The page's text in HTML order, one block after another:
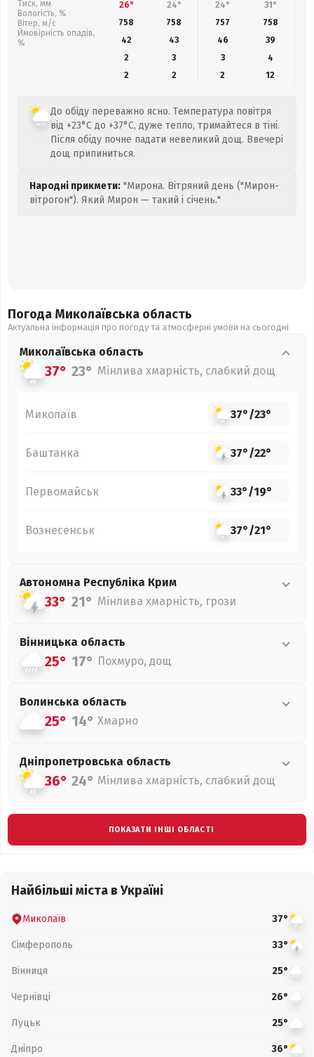
Тиск, мм
Вологість, %
Вітер, м/с
Ймовірність опадів,
%
26° 24° 24° 31°
758
758 757 758
42
43 46 39
2
3 3
4
2
2 2 12
До обіду переважно ясно. Температура повітря
від +23°C до +37°C, дуже тепло, тримайтеся в тіні.
Після обіду почне падати невеликий дощ. Ввечері
дощ припиниться.
Народні прикмети: "Мирона. Вітряний день ("Мирон-
вітрогон"). Який Мирон — такий і січень."
Погода Миколаївська область
Актуальна інформація про погоду та атмосферні умови на сьогодні
Миколаївська область
37° 23° Мінлива хмарність, слабкий дощ
Миколаїв 37°/23°
Баштанка 37°/22°
Первомайськ 33°/19°
Вознесенськ 37°/21°
Автономна Республіка Крим
33° 21° Мінлива хмарність, грози
Вінницька область
25° 17° Похмуро, дощ
Волинська область
25° 14° Хмарно
Дніпропетровська область
36° 24° Мінлива хмарність, слабкий дощ
ПОКАЗАТИ ІНШІ ОБЛАСТІ
Найбільші міста в Україні
Миколаїв 37°
Сімферополь 33°
Вінниця 25°
Чернівці 26°
Луцьк 25°
Дніпро 36°